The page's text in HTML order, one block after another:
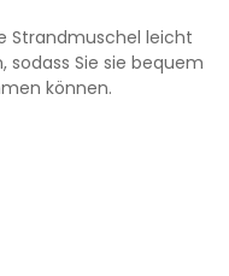
Strandmuschel leicht
sodass Sie sie bequem
können.